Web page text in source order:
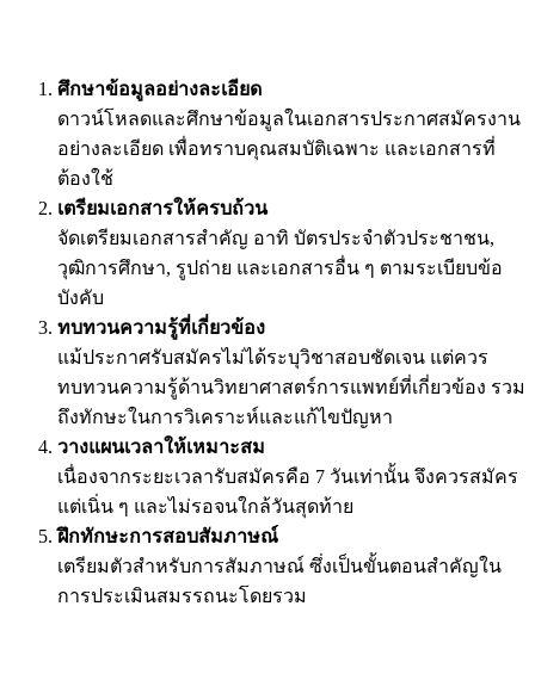
ศึกษาข้อมูลอย่างละเอียด
ดาวน์โหลดและศึกษาข้อมูลในเอกสารประกาศสมัครงาน
อย่างละเอียด เพื่อทราบคุณสมบัติเฉพาะ และเอกสารที่
ต้องใช้
เตรียมเอกสารให้ครบถ้วน
จัดเตรียมเอกสารสำคัญ อาทิ บัตรประจำตัวประชาชน,
วุฒิการศึกษา, รูปถ่าย และเอกสารอื่น ๆ ตามระเบียบข้อ
บังคับ
ทบทวนความรู้ที่เกี่ยวข้อง
แม้ประกาศรับสมัครไม่ได้ระบุวิชาสอบชัดเจน แต่ควร
ทบทวนความรู้ด้านวิทยาศาสตร์การแพทย์ที่เกี่ยวข้อง รวม
ถึงทักษะในการวิเคราะห์และแก้ไขปัญหา
วางแผนเวลาให้เหมาะสม
เนื่องจากระยะเวลารับสมัครคือ 7 วันเท่านั้น จึงควรสมัคร
แต่เนิ่น ๆ และไม่รอจนใกล้วันสุดท้าย
ฝึกทักษะการสอบสัมภาษณ์
เตรียมตัวสำหรับการสัมภาษณ์ ซึ่งเป็นขั้นตอนสำคัญใน
การประเมินสมรรถนะโดยรวม